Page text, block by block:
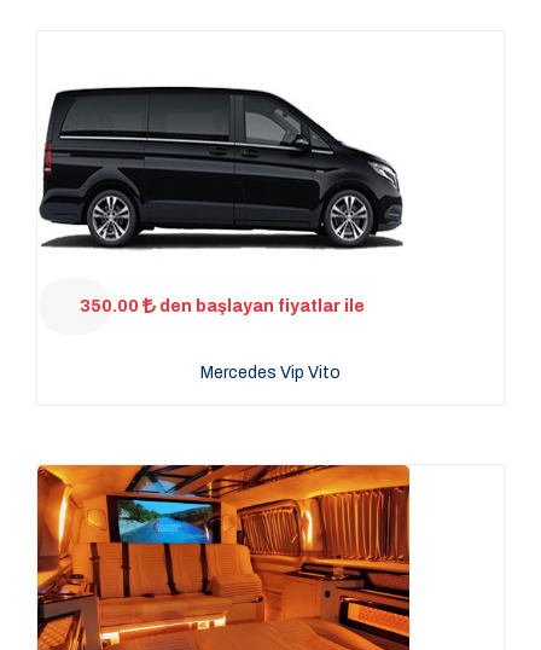
350.00 den başlayan fiyatlar ile
Mercedes Vip Vito